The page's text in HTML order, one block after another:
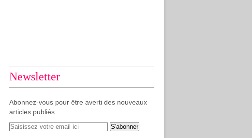
Newsletter
Abonnez-vous pour être averti des nouveaux
articles publiés.